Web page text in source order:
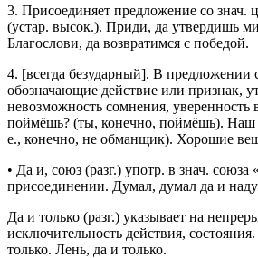
3. Присоединяет предложение со знач.
(устар. высок.). Приди, да утвердишь
Благослови, да возвратимся с победой.
4. [всегда безударный]. В предложении
обозначающие действие или признак,
невозможность сомнения, уверенность
поймёшь? (ты, конечно, поймёшь). Наш
е., конечно, не обманщик). Хорошие
• Да и, союз (разг.) употр. в знач. союза
присоединении. Думал, думал да и
Да и только (разг.) указывает на
исключительность действия, состояния.
только. Лень, да и только.